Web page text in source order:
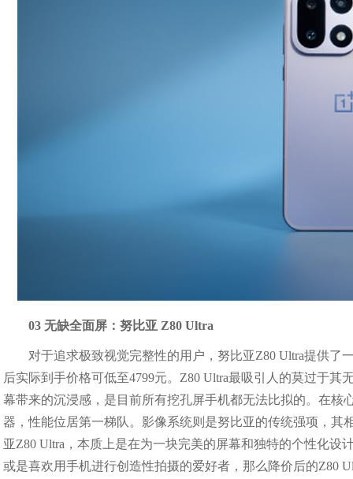
03 无缺全面屏：努比亚 Z80 Ultra
对于追求极致视觉完整性的用户，努比亚Z80 Ultra提供
后实际到手价格可低至4799元。Z80 Ultra最吸引人的莫过于
幕带来的沉浸感，是目前所有挖孔屏手机都无法比拟的。在
器，性能位居第一梯队。影像系统则是努比亚的传统强项，
亚Z80 Ultra，本质上是在为一块完美的屏幕和独特的个性化设
或是喜欢用手机进行创造性拍摄的爱好者，那么降价后的Z80